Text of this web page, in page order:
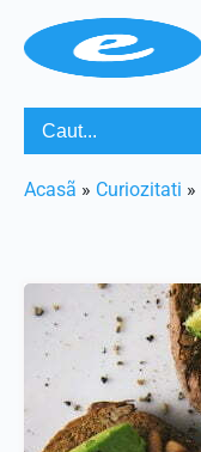
Acasã » Curiozitati »